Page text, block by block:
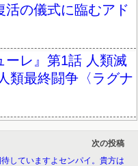
活の儀式に臨むアド
ーレ』第1話 人類滅
類最終闘争〈ラグナ
次の投稿
していますよセンパイ。貴方は